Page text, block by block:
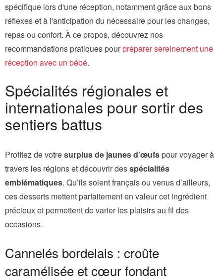
spécifique lors d'une réception, notamment grâce aux bons
réflexes et à l'anticipation du nécessaire pour les changes,
repas ou confort. À ce propos, découvrez nos
recommandations pratiques pourpréparer sereinement une
réception avec un bébé.
Spécialités régionales et
internationales pour sortir des
sentiers battus
Profitez de votresurplus de jaunes d’œufs pour voyager à
travers les régions et découvrir desspécialités
emblématiques. Qu’ils soient français ou venus d’ailleurs,
ces desserts mettent parfaitement en valeur cet ingrédient
précieux et permettent de varier les plaisirs au fil des
occasions.
Cannelés bordelais : croûte
caramélisée et cœur fondant